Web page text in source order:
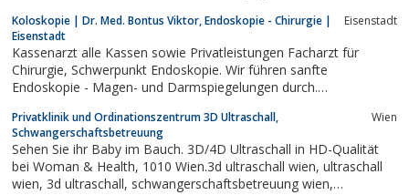
Koloskopie | Dr. Med. Bontus Viktor, Endoskopie - Chirurgie |
Eisenstadt
Eisenstadt
Kassenarzt alle Kassen sowie Privatleistungen Facharzt für
Chirurgie, Schwerpunkt Endoskopie. Wir führen sanfte
Endoskopie - Magen- und Darmspiegelungen durch.
Privatklinik und Ordinationszentrum 3D Ultraschall,
Schwangerschaftsbetreuung
Wien
Sehen Sie ihr Baby im Bauch. 3D/4D Ultraschall in HD-Qualität
bei Woman & Health, 1010 Wien.3d ultraschall wien, ultraschall
wien, 3d ultraschall, schwangerschaftsbetreuung wien,